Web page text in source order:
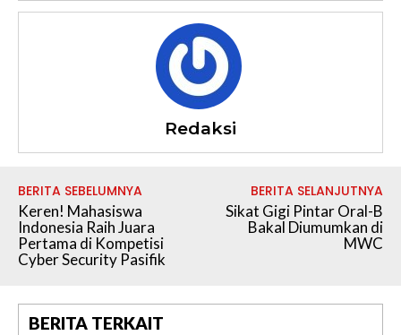
Redaksi
BERITA SEBELUMNYA
Keren! Mahasiswa
Indonesia Raih Juara
Pertama di Kompetisi
Cyber Security Pasifik
BERITA SELANJUTNYA
Sikat Gigi Pintar Oral-B
Bakal Diumumkan di
MWC
BERITA TERKAIT